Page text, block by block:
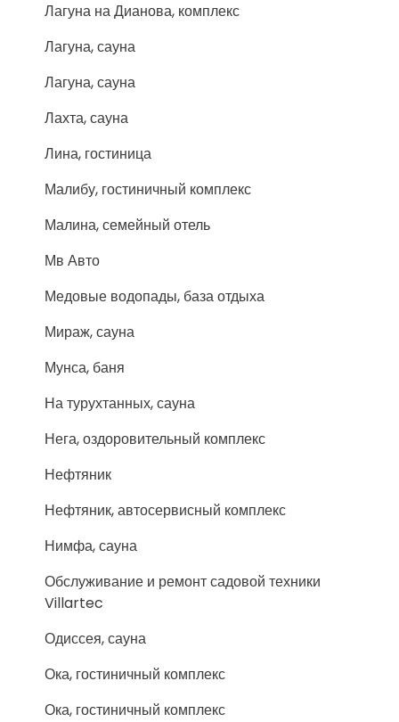
Лагуна на Дианова, комплекс
Лагуна, сауна
Лагуна, сауна
Лахта, сауна
Лина, гостиница
Малибу, гостиничный комплекс
Малина, семейный отель
Мв Авто
Медовые водопады, база отдыха
Мираж, сауна
Мунса, баня
На турухтанных, сауна
Нега, оздоровительный комплекс
Нефтяник
Нефтяник, автосервисный комплекс
Нимфа, сауна
Обслуживание и ремонт садовой техники
Villartec
Одиссея, сауна
Ока, гостиничный комплекс
Ока, гостиничный комплекс